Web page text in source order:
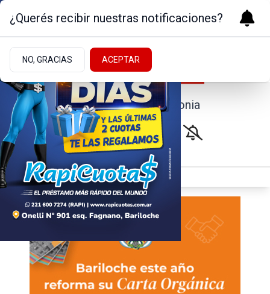
Noticias de la Patagonia
¿Querés recibir nuestras notificaciones?
NO, GRACIAS ACEPTAR